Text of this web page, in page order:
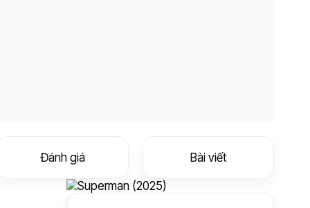
Đánh giá Bài viết